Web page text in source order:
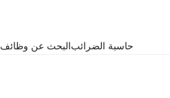
البحث عن وظائفحاسبة الضرائب